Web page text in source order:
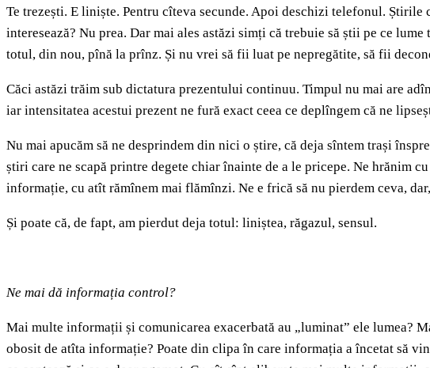
Te trezești. E liniște. Pentru cîteva secunde. Apoi deschizi telefonul.
interesează? Nu prea. Dar mai ales astăzi simți că trebuie să știi pe ce
totul, din nou, pînă la prînz. Și nu vrei să fii luat pe nepregătite, să fii
Căci astăzi trăim sub dictatura prezentului continuu. Timpul nu mai are
iar intensitatea acestui prezent ne fură exact ceea ce deplîngem că ne
Nu mai apucăm să ne desprindem din nici o știre, că deja sîntem trași
știri care ne scapă printre degete chiar înainte de a le pricepe. Ne hrănim
informație, cu atît rămînem mai flămînzi. Ne e frică să nu pierdem ceva,
Și poate că, de fapt, am pierdut deja totul: liniștea, răgazul, sensul.
Ne mai dă informația control?
Mai multe informații și comunicarea exacerbată au „luminat” ele lumea?
obosit de atîta informație? Poate din clipa în care informația a încetat să